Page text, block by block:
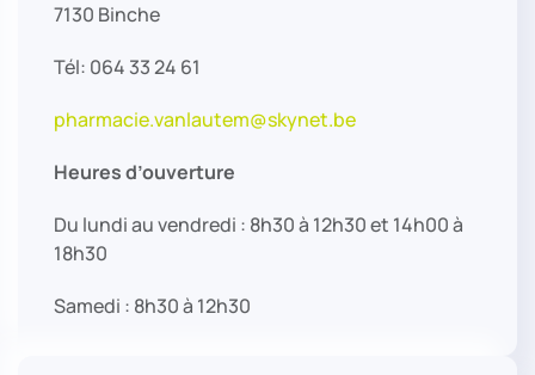
7130 Binche
Tél: 064 33 24 61
pharmacie.vanlautem@skynet.be
Heures d’ouverture
Du lundi au vendredi : 8h30 à 12h30 et 14h00 à
18h30
Samedi : 8h30 à 12h30